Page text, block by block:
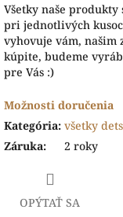
Všetky naše
pri jednotlivých
vyhovuje vám, našim
kúpite, budeme
pre Vás :)
Možnosti doručenia
Kategória: všetky
Záruka: 2 roky
OPÝTAŤ SA